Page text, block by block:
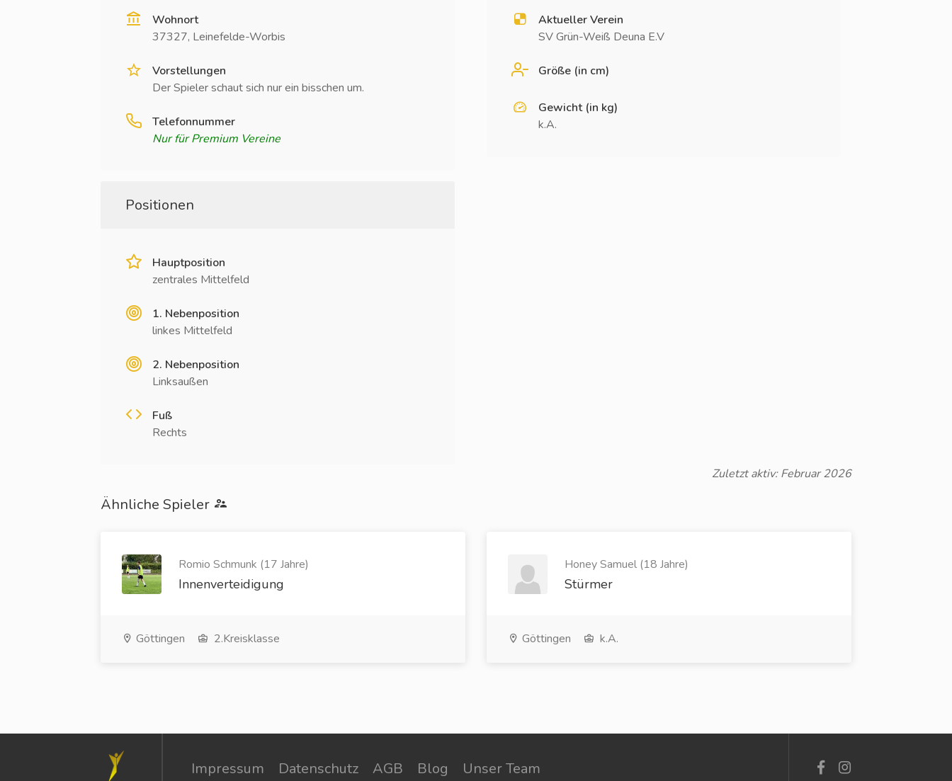
Wohnort
37327, Leinefelde-Worbis
Vorstellungen
Der Spieler schaut sich nur ein bisschen um.
Telefonnummer
Nur für Premium Vereine
Aktueller Verein
SV Grün-Weiß Deuna E.V
Größe (in cm)
Gewicht (in kg)
k.A.
Positionen
Hauptposition
zentrales Mittelfeld
1. Nebenposition
linkes Mittelfeld
2. Nebenposition
Linksaußen
Fuß
Rechts
Zuletzt aktiv: Februar 2026
Ähnliche Spieler
Romio Schmunk (17 Jahre)
Innenverteidigung
Göttingen 2.Kreisklasse
Honey Samuel (18 Jahre)
Stürmer
Göttingen k.A.
Impressum Datenschutz AGB Blog Unser Team